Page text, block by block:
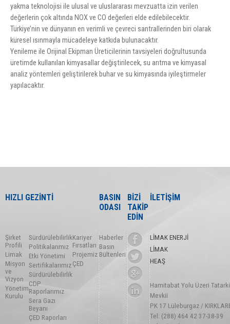
yakma teknolojisi ile ulusal ve uluslararası mevzuatta izin verilen
değerlerin çok altında NOX ve CO değerleri elde edilebilecektir.
Türkiye’nin ve dünyanın en verimli ve çevreci santrallerinden biri olarak
küresel ısınmayla mücadeleye katkıda bulunacaktır.
Yenileme ile Orijinal Ekipman Üreticilerinin tavsiyeleri doğrultusunda
üretimde kullanılan kimyasallar değiştirilecek, su arıtma ve kimyasal
analiz yöntemleri geliştirilerek buhar ve su kimyasında iyileştirmeler
yapılacaktır.
HIZLI GEZİNTİ
BASIN
ODASI
BİZİ
TAKİP
EDİN
İLETİŞİM
Şirket
Profili
Limak
Misyon
ve
Vizyon
Yönetim
Kurulu
Sürdürülebilirlik
Politikalarımız
Etki Yönetimi
Sertifikalarımız
Sürdürülebilirlik
CDP
Raporlarımız
Sera Gazı
Beyanı
ÇED Raporları
Kariyer
Fırsatları
Projemiz
ÇED
Haberler
Basın
Bültenleri
LİMAK ENERJİ
LİMAK
HEAŞ
Hamitabat Yolu Üzeri
Mevkii
PK 17 Lüleburgaz /
Tel: (288) 464 42 37-38-39